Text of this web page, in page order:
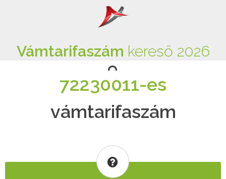
Vámtarifaszám kereső 2026
72230011-es
vámtarifaszám